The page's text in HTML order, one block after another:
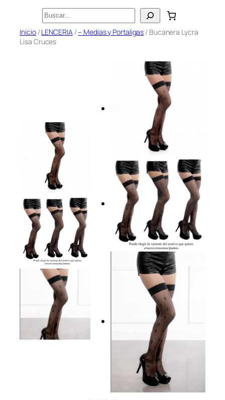
contenido
Buscar
Inicio/LENCERIA/– Medias y Portaligas / Bucanera Lycra
Lisa Cruces